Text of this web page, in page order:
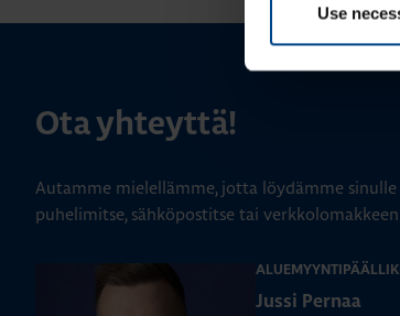
Use
Ota yhteyttä!
Autamme mielellämme, jotta löydämme
puhelimitse, sähköpostitse tai
Jussi Pernaa